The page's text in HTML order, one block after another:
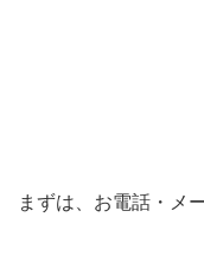
まずは、お電話・メ